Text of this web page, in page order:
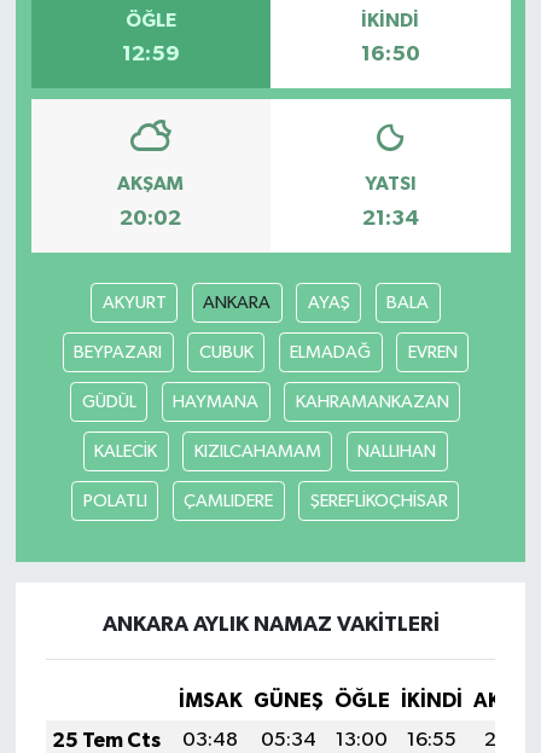
ÖĞLE
12:59
İKINDI
16:50
AKŞAM
20:02
YATSI
21:34
AKYURT ANKARA AYAŞ BALA
BEYPAZARI CUBUK ELMADAĞ EVREN
GÜDÜL HAYMANA KAHRAMANKAZAN
KALECİK KIZILCAHAMAM NALLIHAN
POLATLI ÇAMLIDERE ŞEREFLİKOÇHİSAR
ANKARA AYLIK NAMAZ VAKITLERI
İMSAK GÜNEŞ ÖĞLE İKINDI
25 Tem Cts
03:48 05:34 13:00 16:55
20:17